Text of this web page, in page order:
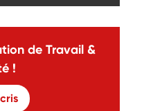
de Travail &
!